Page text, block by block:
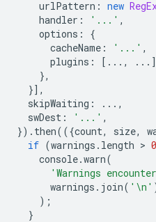
urlPattern : new
handler : '...' ,
options :
{
cacheName : '...' ,
plugins : [...,
},
}],
skipWaiting :
...,
swDest : '...' ,
}). then(({count, size,
if (warnings . length > 0
console.warn(
'Warnings
warnings . join( '\n'
);
}